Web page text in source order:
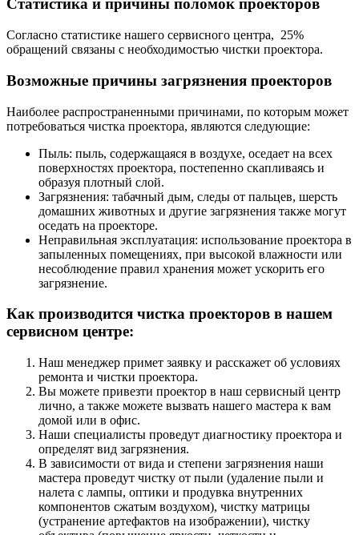
Статистика и причины поломок проекторов
Согласно статистике нашего сервисного центра, 25%
обращений связаны с необходимостью чистки проектора.
Возможные причины загрязнения проекторов
Наиболее распространенными причинами, по которым может
потребоваться чистка проектора, являются следующие:
Пыль: пыль, содержащаяся в воздухе, оседает на всех
поверхностях проектора, постепенно скапливаясь и
образуя плотный слой.
Загрязнения: табачный дым, следы от пальцев, шерсть
домашних животных и другие загрязнения также могут
оседать на проекторе.
Неправильная эксплуатация: использование проектора в
запыленных помещениях, при высокой влажности или
несоблюдение правил хранения может ускорить его
загрязнение.
Как производится чистка проекторов в нашем
сервисном центре:
Наш менеджер примет заявку и расскажет об условиях
ремонта и чистки проектора.
Вы можете привезти проектор в наш сервисный центр
лично, а также можете вызвать нашего мастера к вам
домой или в офис.
Наши специалисты проведут диагностику проектора и
определят вид загрязнения.
В зависимости от вида и степени загрязнения наши
мастера проведут чистку от пыли (удаление пыли и
налета с лампы, оптики и продувка внутренних
компонентов сжатым воздухом), чистку матрицы
(устранение артефактов на изображении), чистку